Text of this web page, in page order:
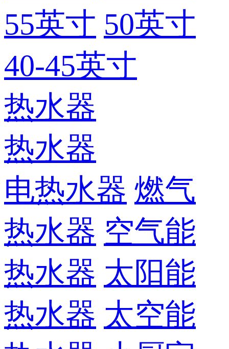
55英寸 50英寸
40-45英寸
热水器
热水器
电热水器 燃气
热水器 空气能
热水器 太阳能
热水器 太空能